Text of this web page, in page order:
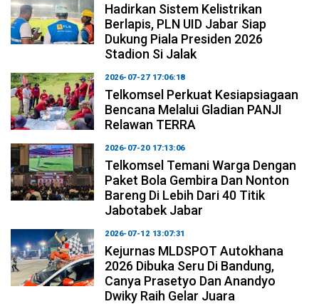
Hadirkan Sistem Kelistrikan
Berlapis, PLN UID Jabar Siap
Dukung Piala Presiden 2026
Stadion Si Jalak
2026-07-27 17:06:18
Telkomsel Perkuat Kesiapsiagaan
Bencana Melalui Gladian PANJI
Relawan TERRA
2026-07-20 17:13:06
Telkomsel Temani Warga Dengan
Paket Bola Gembira Dan Nonton
Bareng Di Lebih Dari 40 Titik
Jabotabek Jabar
2026-07-12 13:07:31
Kejurnas MLDSPOT Autokhana
2026 Dibuka Seru Di Bandung,
Canya Prasetyo Dan Anandyo
Dwiky Raih Gelar Juara